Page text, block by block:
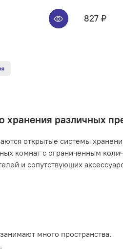
827 ₽
хранения различных
открытые системы
комнат с ограниченным
и сопутствующих
много пространства.